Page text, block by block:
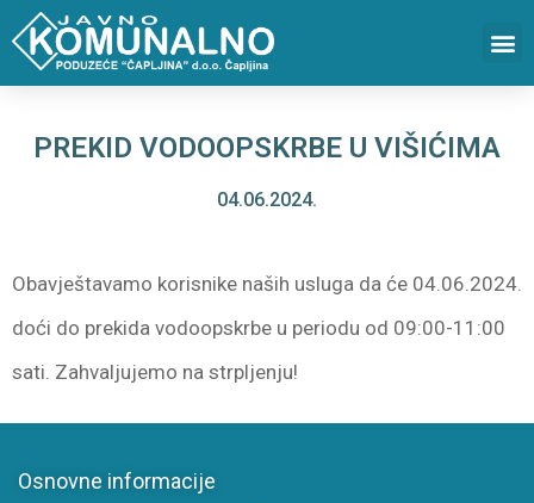
PREKID VODOOPSKRBE U VIŠIĆIMA
04.06.2024.
Obavještavamo korisnike naših usluga da će 04.06.2024.
doći do prekida vodoopskrbe u periodu od 09:00-11:00
sati. Zahvaljujemo na strpljenju!
Osnovne informacije